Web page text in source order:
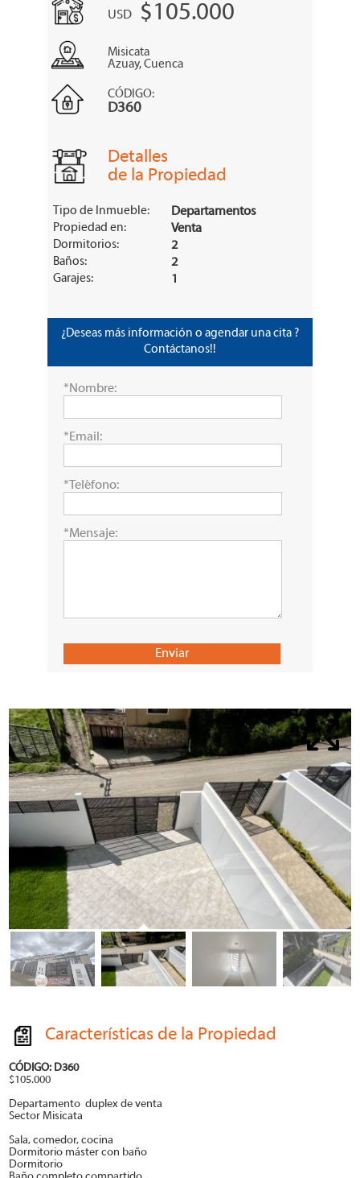
USD $105.000
Misicata
Azuay, Cuenca
CÓDIGO:
D360
Detalles
de la Propiedad
Tipo de Inmueble: Departamentos
Propiedad en: Venta
Dormitorios: 2
Baños: 2
Garajes: 1
¿Deseas más información o agendar una cita ?
Contáctanos!!
*Nombre:
*Email:
*Teléfono:
*Mensaje:
Características de la Propiedad
CÓDIGO: D360
$105.000
Departamento duplex de venta
Sector Misicata
Sala, comedor, cocina
Dormitorio máster con baño
Dormitorio